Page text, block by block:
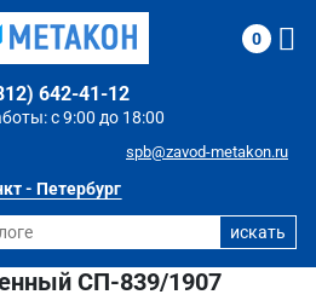
- Петербург
с 9:00 до 18:00
642-41-12
spb@zavod-metakon.ru
0
СП-839/1907